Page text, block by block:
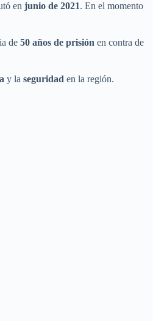
en junio de 2021. En el momento
de 50 años de prisión en contra de
y la seguridad en la región.